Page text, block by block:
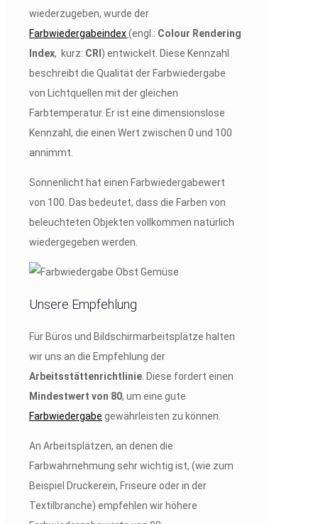
wiederzugeben, wurde der
Farbwiedergabeindex(engl.: Colour Rendering
Index, kurz: CRI ) entwickelt. Diese Kennzahl
beschreibt die Qualität der Farbwiedergabe
von Lichtquellen mit der gleichen
Farbtemperatur. Er ist eine dimensionslose
Kennzahl, die einen Wert zwischen 0 und 100
annimmt.
Sonnenlicht hat einen Farbwiedergabewert
von 100. Das bedeutet, dass die Farben von
beleuchteten Objekten vollkommen natürlich
wiedergegeben werden.
Unsere Empfehlung
Für Büros und Bildschirmarbeitsplätze halten
wir uns an die Empfehlung der
Arbeitsstättenrichtlinie . Diese fordert einen
Mindestwert von 80, um eine gute
Farbwiedergabe gewährleisten zu können.
An Arbeitsplätzen, an denen die
Farbwahrnehmung sehr wichtig ist, (wie zum
Beispiel Druckerein, Friseure oder in der
Textilbranche) empfehlen wir höhere